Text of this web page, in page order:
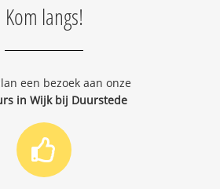
Kom langs!
een bezoek aan onze
in Wijk bij Duurstede